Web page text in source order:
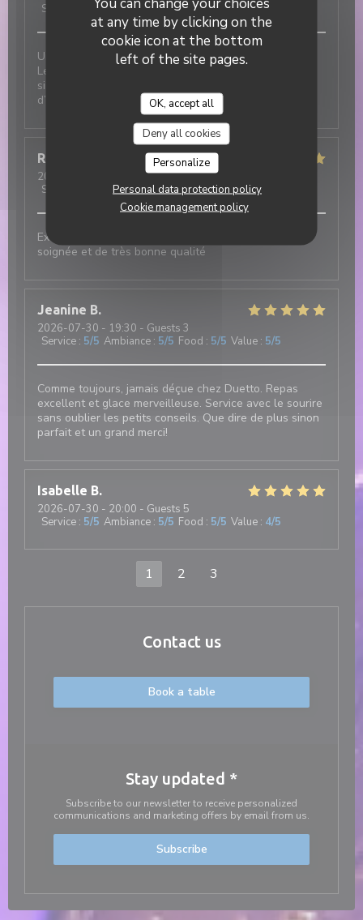
at any time by clicking on the
cookie icon at the bottom
left of the site pages.
OK, accept all
Deny all cookies
Personalize
Personal data protection policy
Cookie management policy
Service
/5 Ambiance: 5/5 Food: 5/5 Value:5
Une excellente adresse italienne au cœur du village !
Les plats sont délicieux et le service est tout
simplement incroyable : chaleureux, attentionné et
d’une grande gentillesse.
Robert
2026-07-31
- 12:00 - Guests 3
Service
Ambiance:5/5 Food:5/5 Value:
Excellent et authentique restaurant italien. Cuisine
soignée et de très bonne qualité
Jeanine B
2026-07-30 - 19:30 - Guests 3
Service : 5/5 Ambiance : 5/5 Food : 5/5 Value : 5/5
Comme toujours, jamais déçue chez Duetto. Repas
excellent et glace merveilleuse. Service avec le sourire
sans oublier les petits conseils. Que dire de plus sinon
parfait et un grand merci!
Isabelle B
2026-07-30 - 20:00 - Guests 5
Service : 5/5 Ambiance : 5/5 Food : 5/5 Value : 4/5
1 2 3
Contact us
Book a table
Stay updated *
Subscribe to our newsletter to receive personalized
communications and marketing offers by email from us.
Subscribe